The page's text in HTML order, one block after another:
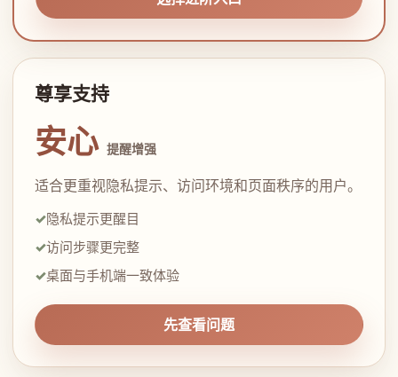
尊享支持
安心 提醒增强
适合更重视隐私提示、访问环境和页面秩序的用户。
隐私提示更醒目
访问步骤更完整
桌面与手机端一致体验
先查看问题